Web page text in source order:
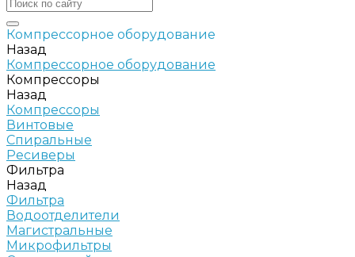
Компрессорное оборудование
Назад
Компрессорное оборудование
Компрессоры
Назад
Компрессоры
Винтовые
Спиральные
Ресиверы
Фильтра
Назад
Фильтра
Водоотделители
Магистральные
Микрофильтры